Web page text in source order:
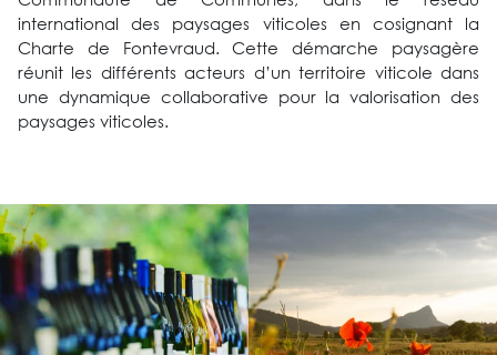
international des paysages viticoles en cosignant la
Charte de Fontevraud. Cette démarche paysagère
réunit les différents acteurs d’un territoire viticole dans
une dynamique collaborative pour la valorisation des
paysages viticoles.